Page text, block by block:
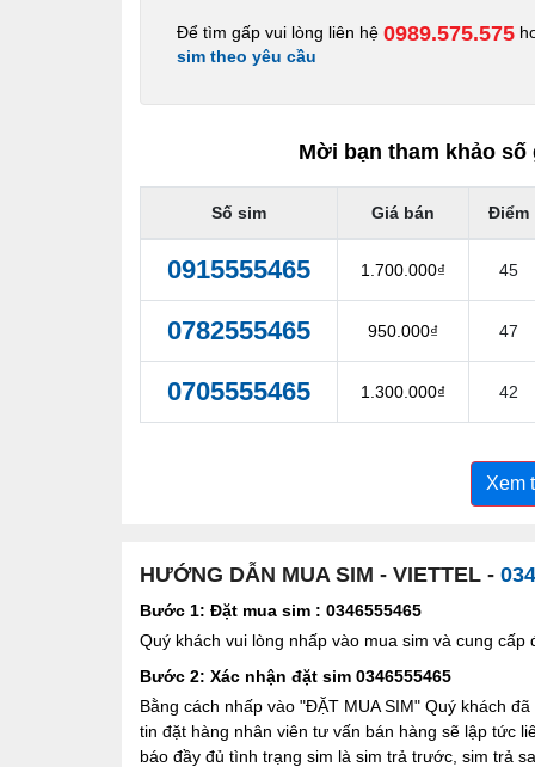
Để tìm gấp vui lòng liên hệ 0989.575.575
sim theo yêu cầu
Mời bạn tham khảo
Số sim Giá bán Điểm
0915555465 1.700.000₫ 45
0782555465 950.000₫ 47
0705555465 1.300.000₫ 42
Xem
HƯỚNG DẪN MUA SIM - VIETTEL -
Bước 1: Đặt mua sim : 0346555465
Quý khách vui lòng nhấp vào mua sim và cung
Bước 2: Xác nhận đặt sim 0346555465
Bằng cách nhấp vào "ĐẶT MUA SIM" Quý khách
tin đặt hàng nhân viên tư vấn bán hàng sẽ lập tức
báo đầy đủ tình trạng sim là sim trả trước, sim trả